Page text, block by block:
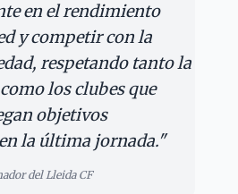
en el rendimiento
y competir con la
respetando tanto la
los clubes que
objetivos
la última jornada."
del Lleida CF